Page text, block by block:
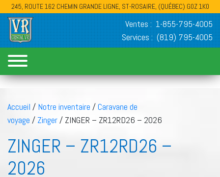
245, ROUTE 162 CHEMIN GRANDE LIGNE, ST-ROSAIRE, (QUÉBEC) G0Z 1K0
Ventes : 1-855-795-4005
Services : (819) 795-4005
Accueil / Notre inventaire /Caravane de
voyage / Zinger/ ZINGER – ZR12RD26 – 2026
ZINGER – ZR12RD26 –
2026